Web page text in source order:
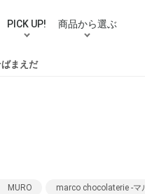
PICK UP! 商品から選ぶ
まえだ
MURO marco chocolaterie -マ